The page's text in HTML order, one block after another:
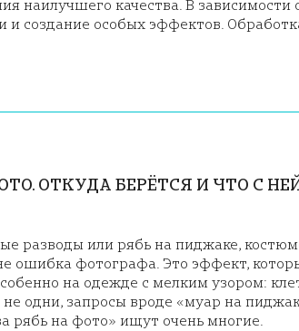
качества. В зависимости
создание особых эффектов.
ОТКУДА БЕРЁТСЯ И ЧТО С
разводы или рябь на пиджаке,
ошибка фотографа. Это эффект,
на одежде с мелким узором:
одни, запросы вроде «муар на
рябь на фото» ищут очень многие.